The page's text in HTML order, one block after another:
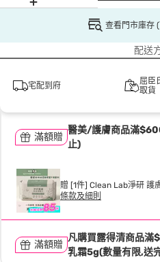
查看門市庫存
配送
宅配到府
屈臣
取貨
滿額贈
醫美/護膚商品滿
止)
贈 [1件] Clean Lab淨研 護
條款及細則
滿額贈
凡購買露得清商品滿
乳霜5g(數量有限,送